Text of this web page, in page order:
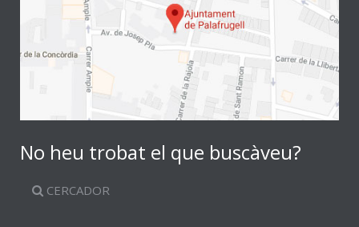
No heu trobat el que buscàveu?
CERCADOR